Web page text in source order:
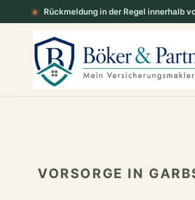
Rückmeldung in der Regel innerhalb
VORSORGE IN